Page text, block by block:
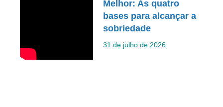
Melhor: As quatro
bases para alcançar a
sobriedade
31 de julho de 2026